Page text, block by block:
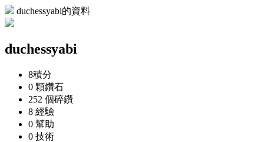
duchessyabi的資料
duchessyabi
8積分
0 顆鑽石
252 個碎鑽
8 經驗
0 幫助
0 技術